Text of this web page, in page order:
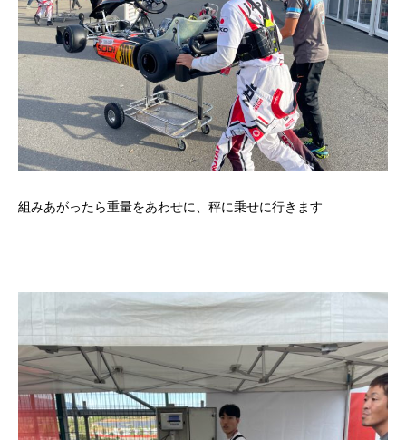
組みあがったら重量をあわせに、秤に乗せに行きます